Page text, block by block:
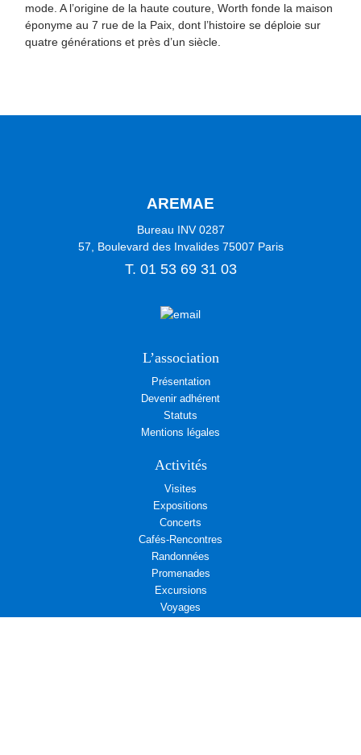
mode. A l’origine de la haute couture, Worth fonde la maison
éponyme au 7 rue de la Paix, dont l’histoire se déploie sur
quatre générations et près d’un siècle.
AREMAE
Bureau INV 0287
57, Boulevard des Invalides 75007 Paris
T. 01 53 69 31 03
L’association
Présentation
Devenir adhérent
Statuts
Mentions légales
Activités
Visites
Expositions
Concerts
Cafés-Rencontres
Randonnées
Promenades
Excursions
Voyages